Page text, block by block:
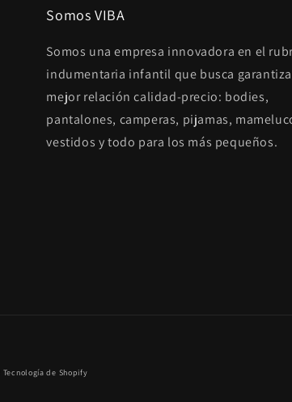
Somos VIBA
Somos una empresa innovadora en el
indumentaria infantil que busca
mejor relación calidad-precio: bodies,
pantalones, camperas, pijamas,
vestidos y todo para los más pequeños.
Tecnología de Shopify